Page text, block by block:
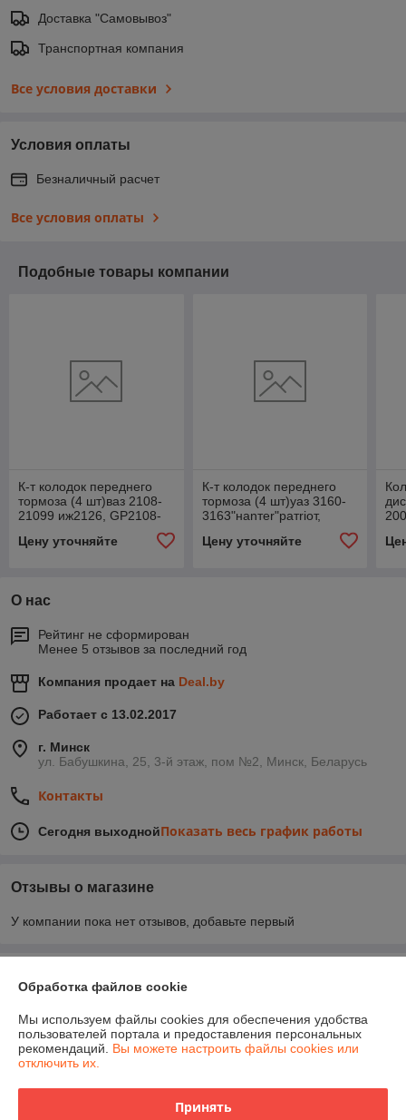
Доставка "Самовывоз"
Транспортная компания
Все условия доставки
Условия оплаты
Безналичный расчет
Все условия оплаты
Подобные товары компании
К-т колодок переднего
тормоза (4 шт)ваз 2108-
21099 иж2126, GP2108-
Цену уточняйте
К-т колодок переднего
тормоза (4 шт)уаз 3160-
3163"наnтеr"ратriот,
Цену уточняйте
О нас
Рейтинг не сформирован
Менее 5 отзывов за последний год
Компания продает на Deal.by
Работает с 13.02.2017
г. Минск
ул. Бабушкина, 25, 3-й этаж, пом №2, Минск, Беларусь
Контакты
Сегодня выходнойПоказать весь график работы
Отзывы о магазине
У компании пока нет отзывов, добавьте первый
Контакты
Доставка и оплата
Обработка файлов cookie
Мы используем файлы cookies для обеспечения удобства
пользователей портала и предоставления персональных
рекомендаций. Вы можете настроить файлы cookies или
отключить их.
Принять